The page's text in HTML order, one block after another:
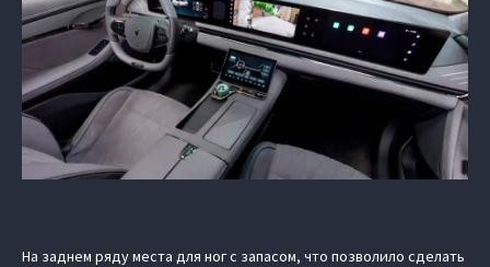
На заднем ряду места для ног с запасом, что позволило сделать